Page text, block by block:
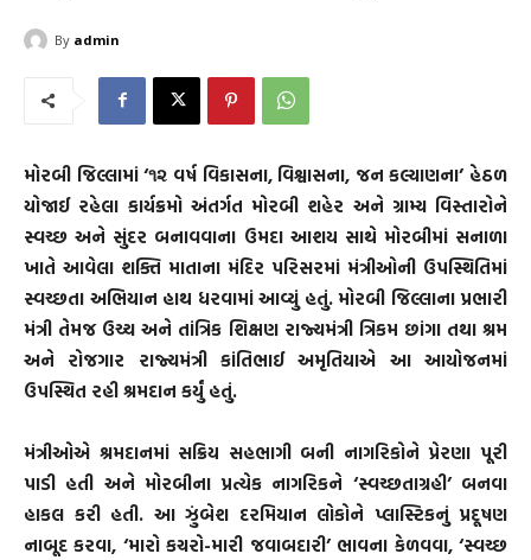
By admin
મોરબી જિલ્લામાં ‘૧૨ વર્ષ વિકાસના, વિશ્વાસના, જન કલ્યાણના’ હેઠળ
યોજાઈ રહેલા કાર્યક્રમો અંતર્ગત મોરબી શહેર અને ગ્રામ્ય વિસ્તારોને
સ્વચ્છ અને સુંદર બનાવવાના ઉમદા આશય સાથે મોરબીમાં સનાળા
ખાતે આવેલા શક્તિ માતાના મંદિર પરિસરમાં મંત્રીઓની ઉપસ્થિતિમાં
સ્વચ્છતા અભિયાન હાથ ધરવામાં આવ્યું હતું. મોરબી જિલ્લાના પ્રભારી
મંત્રી તેમજ ઉચ્ચ અને તાંત્રિક શિક્ષણ રાજ્યમંત્રી ત્રિકમ છાંગા તથા શ્રમ
અને રોજગાર રાજ્યમંત્રી કાંતિભાઈ અમૃતિયાએ આ આયોજનમાં
ઉપસ્થિત રહી શ્રમદાન કર્યું હતું.
મંત્રીઓએ શ્રમદાનમાં સક્રિય સહભાગી બની નાગરિકોને પ્રેરણા પૂરી
પાડી હતી અને મોરબીના પ્રત્યેક નાગરિકને ‘સ્વચ્છતાગ્રહી’ બનવા
હાકલ કરી હતી. આ ઝુંબેશ દરમિયાન લોકોને પ્લાસ્ટિકનું પ્રદૂષણ
નાબૂદ કરવા, ‘મારો કચરો-મારી જવાબદારી’ ભાવના કેળવવા, ‘સ્વચ્છ